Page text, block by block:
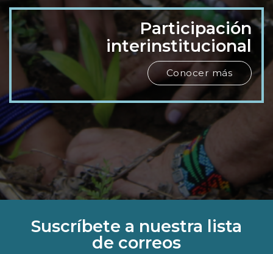
Participación
interinstitucional
Conocer más
Suscríbete a nuestra lista
de correos